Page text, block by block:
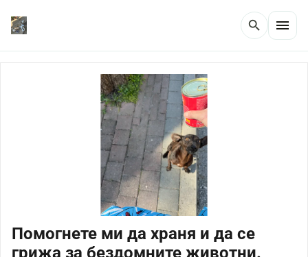
search menu
Помогнете ми да храня и да се
грижа за бездомните животни.